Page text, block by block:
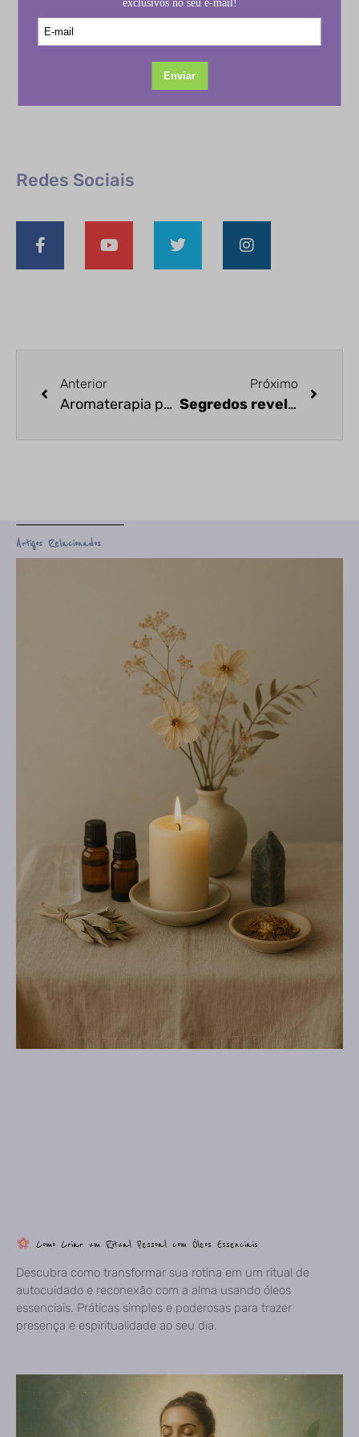
Redes Sociais
Anterior
Aromaterapia para adolescentes
Próximo
Segredos revelados: Aromaterapia pode ajudar com a acne!
Artigos Relacionados
Como Criar um Ritual Pessoal com Óleos Essenciais
Descubra como transformar sua rotina em um ritual de
autocuidado e reconexão com a alma usando óleos
essenciais. Práticas simples e poderosas para trazer
presença e espiritualidade ao seu dia.